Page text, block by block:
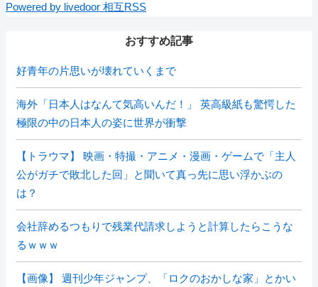
Powered by livedoor 相互RSS
おすすめ記事
好青年の片思いが壊れていくまで
海外「日本人はなんて気高いんだ！」 英高級紙も驚愕した
極限の中の日本人の姿に世界が衝撃
【トラウマ】 映画・特撮・アニメ・漫画・ゲームで「主人
公がガチで敗北した回」と聞いて真っ先に思い浮かぶの
は？
会社辞めるつもりで残業代請求しようと計算したらこうな
るｗｗｗ
【画像】 週刊少年ジャンプ、「ロクのおかしな家」とかい